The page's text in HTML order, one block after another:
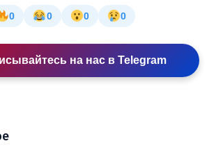
0 0 0 0
на нас в Telegram